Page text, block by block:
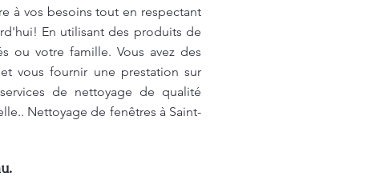
à vos besoins tout en respectant
En utilisant des produits de
ou votre famille. Vous avez des
vous fournir une prestation sur
de nettoyage de qualité
Nettoyage de fenêtres à Saint-